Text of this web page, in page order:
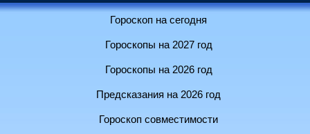
Гороскоп на сегодня
Гороскопы на 2027 год
Гороскопы на 2026 год
Предсказания на 2026 год
Гороскоп совместимости